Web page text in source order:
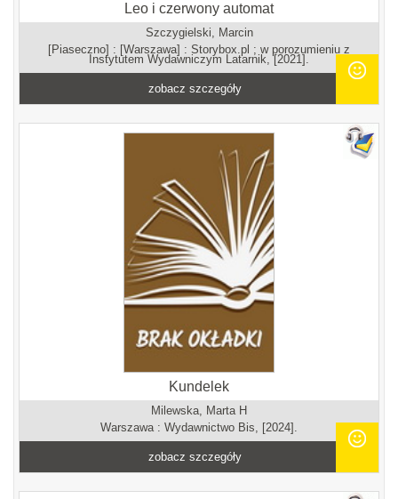
Leo i czerwony automat
Szczygielski, Marcin
[Piaseczno] : [Warszawa] : Storybox.pl ; w porozumieniu z
Instytutem Wydawniczym Latarnik, [2021].
zobacz szczegóły
Kundelek
Milewska, Marta H
Warszawa : Wydawnictwo Bis, [2024].
zobacz szczegóły